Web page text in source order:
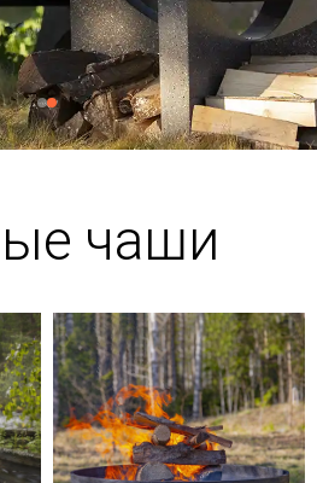
чаши